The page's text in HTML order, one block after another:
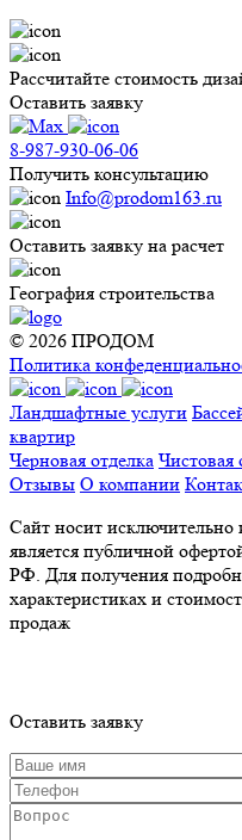
Рассчитайте стоимость
Оставить заявку
8-987-930-06-06
Получить консультацию
Info@prodom163.ru
Оставить заявку на расчет
География строительства
© 2026 ПРОДОМ
Политика
Ландшафтные услуги
квартир
Черновая отделка Чистовая
Отзывы О компании
Сайт носит
является публичной
РФ. Для получения
характеристиках и
продаж
Оставить заявку